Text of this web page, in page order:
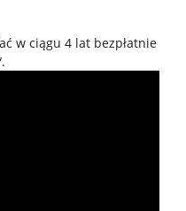
w ciągu 4 lat bezpłatnie